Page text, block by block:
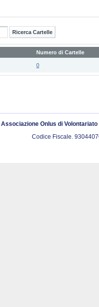
Numero di Cartelle
0
Associazione Onlus di
Codice Fiscale.